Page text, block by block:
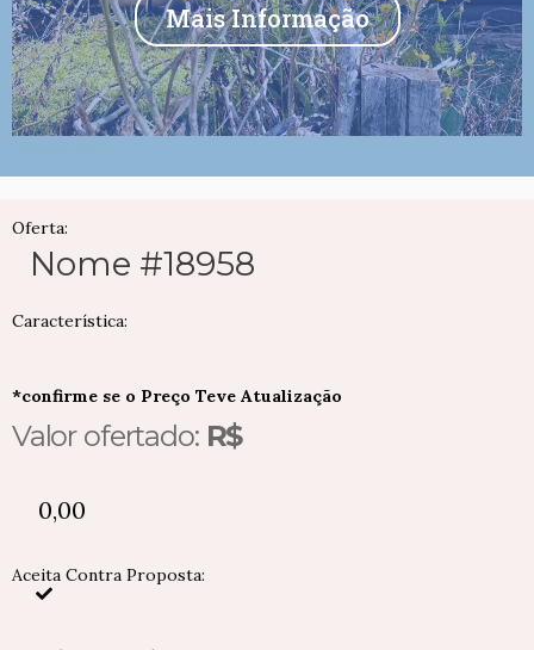
Mais Informação
Oferta:
Nome #18958
Característica:
*confirme se o Preço Teve Atualização
Valor ofertado: R$
0,00
Aceita Contra Proposta: